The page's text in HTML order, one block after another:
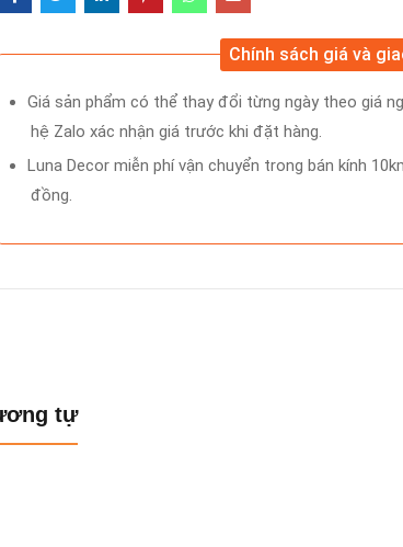
Chính sách giá và
Giá sản phẩm có thể thay đổi từng ngày theo giá
hệ Zalo xác nhận giá trước khi đặt hàng.
Luna Decor miễn phí vận chuyển trong bán kính
đồng.
tự